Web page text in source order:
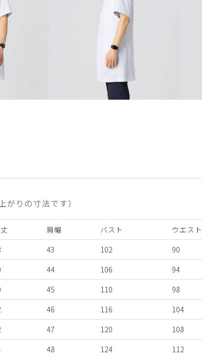
がりの寸法です）
肩幅 バスト ウエスト
43 102 90
44 106 94
45 110 98
46 116 104
47 120 108
48 124 112